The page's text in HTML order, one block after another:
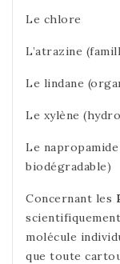
Le chlore
L’atrazine
Le lindane
Le xylène
Le
biodégradable)
Concernant les
molécule
que toute